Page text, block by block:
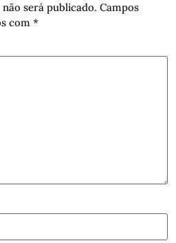
será publicado. Campos
com *